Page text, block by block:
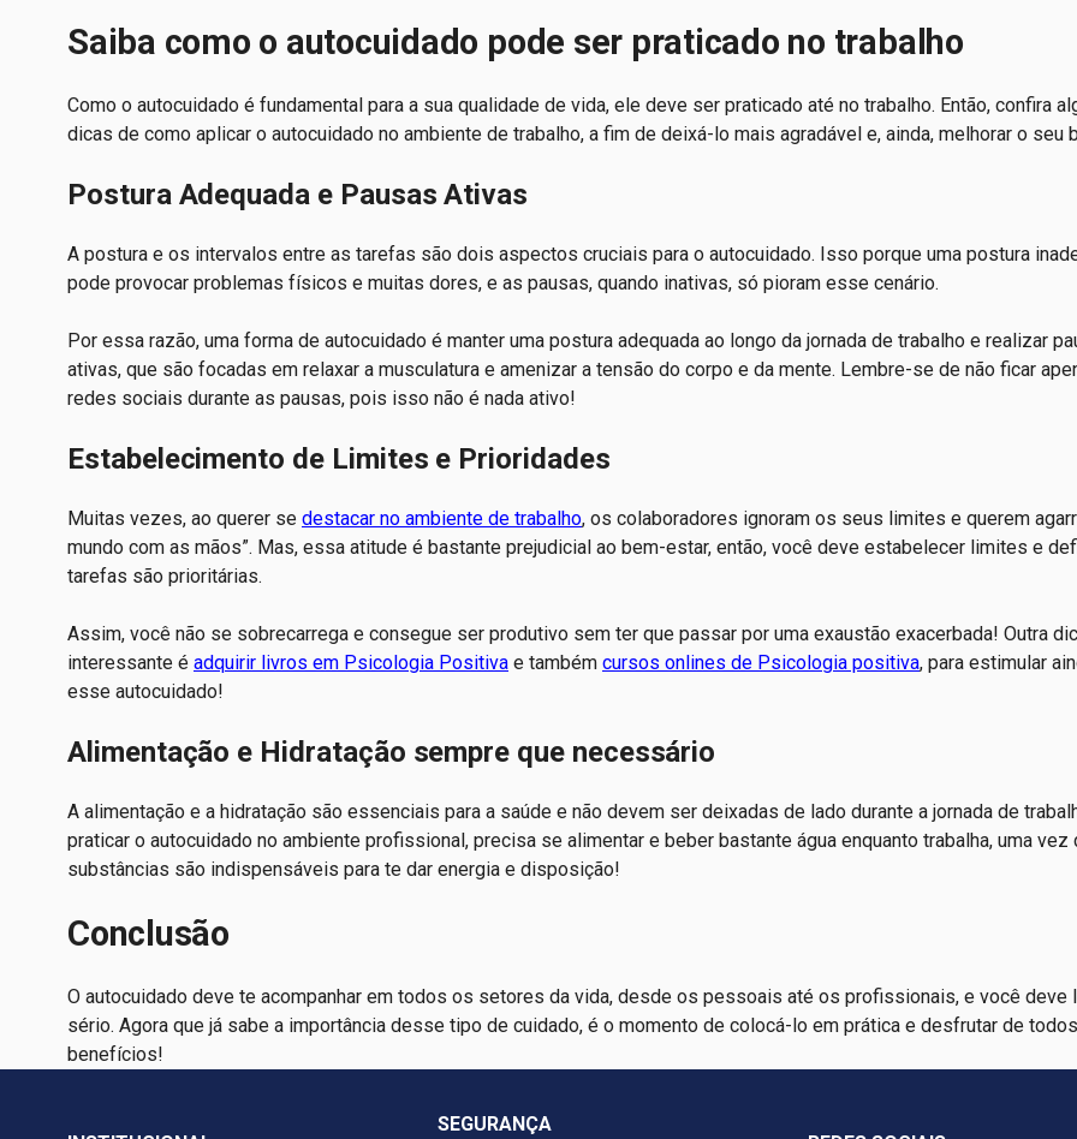
Saiba como o autocuidado pode ser praticado no trabalho
Como o autocuidado é fundamental para a sua qualidade de vida, ele deve ser praticado até no trabalho. Então, confira
dicas de como aplicar o autocuidado no ambiente de trabalho, a fim de deixá-lo mais agradável e, ainda, melhorar o seu
Postura Adequada e Pausas Ativas
A postura e os intervalos entre as tarefas são dois aspectos cruciais para o autocuidado. Isso porque uma postura
pode provocar problemas físicos e muitas dores, e as pausas, quando inativas, só pioram esse cenário.
Por essa razão, uma forma de autocuidado é manter uma postura adequada ao longo da jornada de trabalho e realizar
ativas, que são focadas em relaxar a musculatura e amenizar a tensão do corpo e da mente. Lembre-se de não ficar
redes sociais durante as pausas, pois isso não é nada ativo!
Estabelecimento de Limites e Prioridades
Muitas vezes, ao querer se destacar no ambiente de trabalho, os colaboradores ignoram os seus limites e querem
mundo com as mãos”. Mas, essa atitude é bastante prejudicial ao bem-estar, então, você deve estabelecer limites e
tarefas são prioritárias.
Assim, você não se sobrecarrega e consegue ser produtivo sem ter que passar por uma exaustão exacerbada! Outra
interessante é adquirir livros em Psicologia Positiva e também cursos onlines de Psicologia positiva, para estimular
esse autocuidado!
Alimentação e Hidratação sempre que necessário
A alimentação e a hidratação são essenciais para a saúde e não devem ser deixadas de lado durante a jornada de
praticar o autocuidado no ambiente profissional, precisa se alimentar e beber bastante água enquanto trabalha, uma vez
substâncias são indispensáveis para te dar energia e disposição!
Conclusão
O autocuidado deve te acompanhar em todos os setores da vida, desde os pessoais até os profissionais, e você deve
sério. Agora que já sabe a importância desse tipo de cuidado, é o momento de colocá-lo em prática e desfrutar de
benefícios!
SEGURANÇA